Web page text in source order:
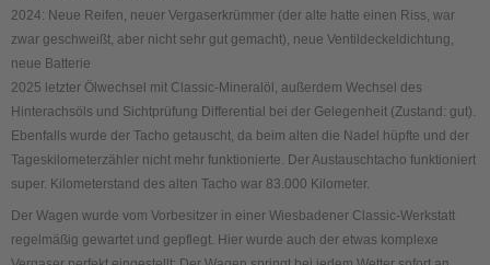
2024: Neue Reifen, neuer Vergaserkrümmer (der alte hatte einen Riss, war
zwar geschweißt, aber nicht sehr gut gemacht), neue Ventildeckeldichtung,
neue Batterie
2025 letzter Ölwechsel mit Classic-Mineralöl, außerdem Wechsel des
Hinterachsöls und Sichtprüfung Differential bei der Gelegenheit (Zustand: gut).
Ebenfalls wurde der Tacho getauscht, da beim alten die Nadel hüpfte und der
Tageskilometerzähler nicht mehr funktionierte. Der Austauschtacho funktioniert
super. Kilometerstand des alten Tacho war 83.000 Kilometer.
Der Wagen wurde vom Vorbesitzer in einer Wiesbadener Classic-Werkstatt
regelmäßig gewartet und gepflegt. Hier wurde auch der etwas komplexe